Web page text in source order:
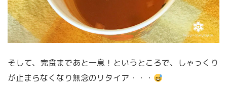
そして、完食まであと一息！というところで、しゃっくり
が止まらなくなり無念のリタイア・・・